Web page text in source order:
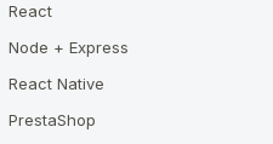
React
Node + Express
React Native
PrestaShop